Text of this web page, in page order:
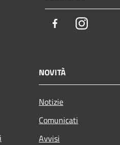
FacebookInstagram
NOVITÀ
Notizie
Comunicati
Avvisi